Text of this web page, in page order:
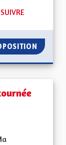
49 ABONNÉS
SUIVRE
UNE